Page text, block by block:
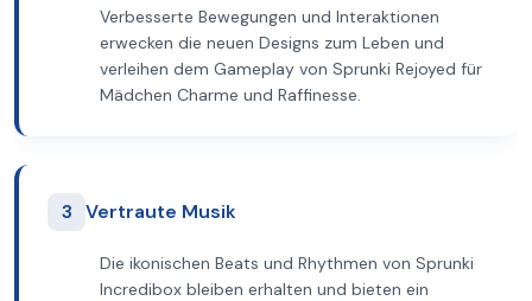
Verbesserte Bewegungen und Interaktionen
erwecken die neuen Designs zum Leben und
verleihen dem Gameplay von Sprunki Rejoyed für
Mädchen Charme und Raffinesse.
3 Vertraute Musik
Die ikonischen Beats und Rhythmen von Sprunki
Incredibox bleiben erhalten und bieten ein